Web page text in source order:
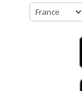
Aucun